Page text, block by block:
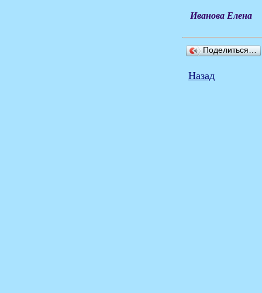
Иванова Елена
Поделиться…
Назад